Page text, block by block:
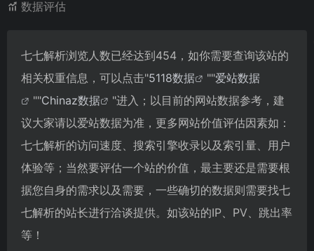
数据评估
七七解析浏览人数已经达到454，如你需要查询该站的
相关权重信息，可以点击"5118数据 ""爱站数据
""Chinaz数据
"进入；以目前的网站数据参考，建
议大家请以爱站数据为准，更多网站价值评估因素如：
七七解析的访问速度、搜索引擎收录以及索引量、用户
体验等；当然要评估一个站的价值，最主要还是需要根
据您自身的需求以及需要，一些确切的数据则需要找七
七解析的站长进行洽谈提供。如该站的IP、PV、跳出率
等！